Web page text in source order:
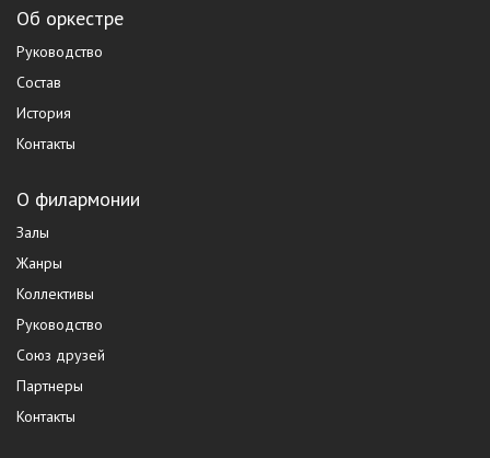
Об оркестре
Руководство
Состав
История
Контакты
О филармонии
Залы
Жанры
Коллективы
Руководство
Союз друзей
Партнеры
Контакты